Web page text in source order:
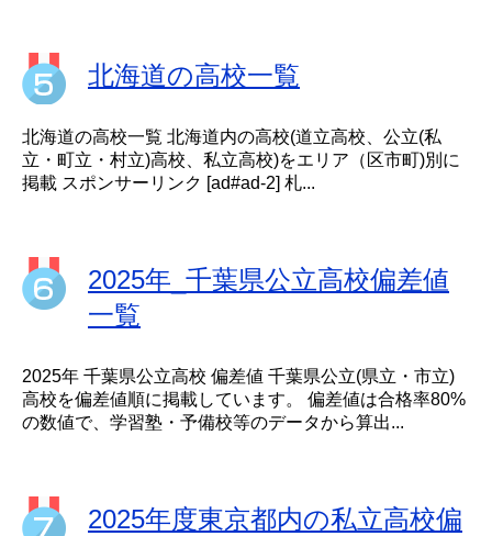
北海道の高校一覧
北海道の高校一覧 北海道内の高校(道立高校、公立(私
立・町立・村立)高校、私立高校)をエリア（区市町)別に
掲載 スポンサーリンク [ad#ad-2] 札...
2025年_千葉県公立高校偏差値
一覧
2025年 千葉県公立高校 偏差値 千葉県公立(県立・市立)
高校を偏差値順に掲載しています。 偏差値は合格率80%
の数値で、学習塾・予備校等のデータから算出...
2025年度東京都内の私立高校偏